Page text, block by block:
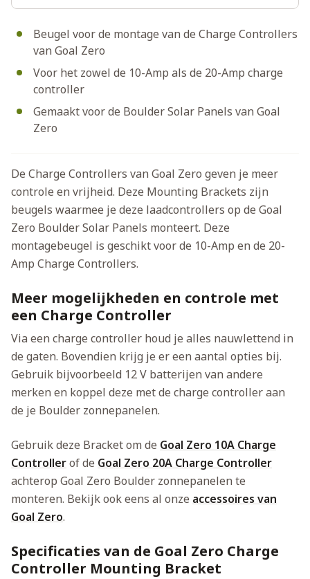
Beugel voor de montage van de Charge Controllers
van Goal Zero
Voor het zowel de 10-Amp als de 20-Amp charge
controller
Gemaakt voor de Boulder Solar Panels van Goal
Zero
De Charge Controllers van Goal Zero geven je meer
controle en vrijheid. Deze Mounting Brackets zijn
beugels waarmee je deze laadcontrollers op de Goal
Zero Boulder Solar Panels monteert. Deze
montagebeugel is geschikt voor de 10-Amp en de 20-
Amp Charge Controllers.
Meer mogelijkheden en controle met
een Charge Controller
Via een charge controller houd je alles nauwlettend in
de gaten. Bovendien krijg je er een aantal opties bij.
Gebruik bijvoorbeeld 12 V batterijen van andere
merken en koppel deze met de charge controller aan
de je Boulder zonnepanelen.
Gebruik deze Bracket om de Goal Zero 10A Charge
Controllerof de Goal Zero 20A Charge Controller
achterop Goal Zero Boulder zonnepanelen te
monteren. Bekijk ook eens al onze accessoires van
Goal Zero.
Specificaties van de Goal Zero Charge
Controller Mounting Bracket